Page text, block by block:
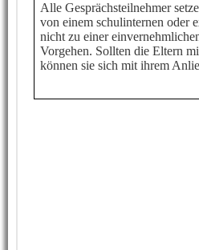
Alle Gesprächsteilnehmer
von einem schulinternen oder
nicht zu einer
Vorgehen. Sollten die Eltern
können sie sich mit ihrem